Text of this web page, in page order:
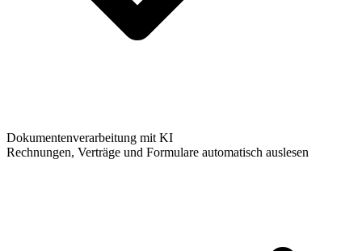
Dokumentenverarbeitung mit KI
Rechnungen, Verträge und Formulare automatisch auslesen